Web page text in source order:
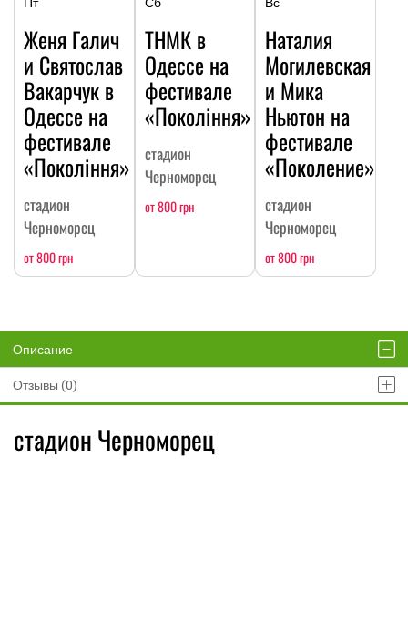
Женя Галич
и Святослав
Вакарчук в
Одессе на
фестивале
«Покоління»
стадион
Черноморец
от 800 грн
ТНМК в
Одессе на
фестивале
«Покоління»
стадион
Черноморец
от 800 грн
Наталия
Могилевская
и Мика
Ньютон на
фестивале
«Поколение»
стадион
Черноморец
от 800 грн
Описание
Отзывы (0)
стадион Черноморец